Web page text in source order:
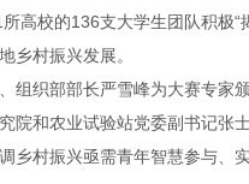
高校的136支大学生团队积极
乡村振兴发展。
组织部部长严雪峰为大赛专家
院和农业试验站党委副书记张
乡村振兴亟需青年智慧参与、